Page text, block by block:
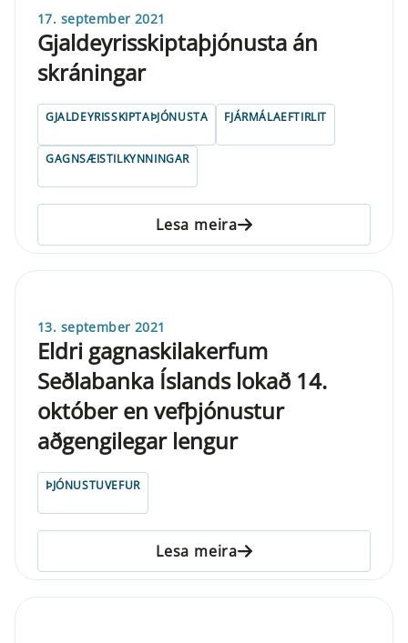
17. september 2021
Gjaldeyrisskiptaþjónusta án
skráningar
GJALDEYRISSKIPTAÞJÓNUSTA FJÁRMÁLAEFTIRLIT
GAGNSÆISTILKYNNINGAR
Lesa meira
13. september 2021
Eldri gagnaskilakerfum
Seðlabanka Íslands lokað 14.
október en vefþjónustur
aðgengilegar lengur
ÞJÓNUSTUVEFUR
Lesa meira